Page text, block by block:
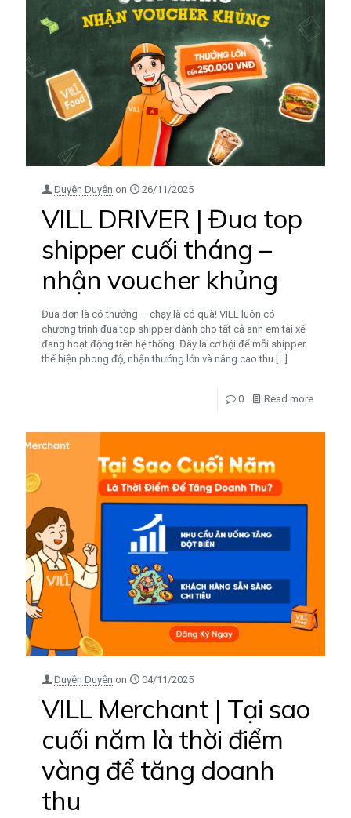
Duyên Duyên on 26/11/2025
VILL DRIVER | Đua top
shipper cuối tháng –
nhận voucher khủng
Đua đơn là có thưởng – chạy là có quà! VILL luôn có
chương trình đua top shipper dành cho tất cả anh em tài xế
đang hoạt động trên hệ thống. Đây là cơ hội để mỗi shipper
thể hiện phong độ, nhận thưởng lớn và nâng cao thu […]
0 Read more
Duyên Duyên on 04/11/2025
VILL Merchant | Tại sao
cuối năm là thời điểm
vàng để tăng doanh
thu